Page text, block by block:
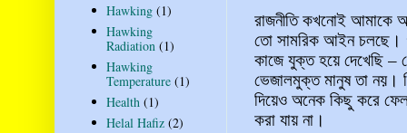
রাজনীতি কখনোই আমাকে
তো সামরিক আইন চলছে।
কাজে যুক্ত হয়ে দেখেছি –
ভেজালমুক্ত মানুষ তা নয়।
দিয়েও অনেক কিছু করে
করা যায় না।
Hawking (1)
Hawking
Radiation (1)
Hawking
Temperature (1)
Health (1)
Helal Hafiz (2)